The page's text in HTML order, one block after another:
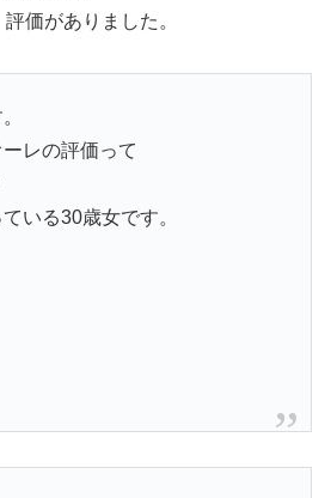
価がありました。
レの評価って
いる30歳女です。